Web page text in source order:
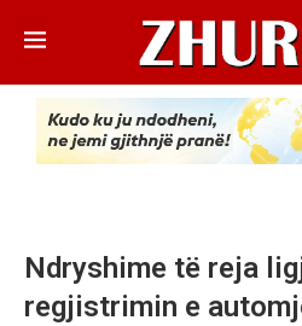
Ndryshime të reja
regjistrimin e